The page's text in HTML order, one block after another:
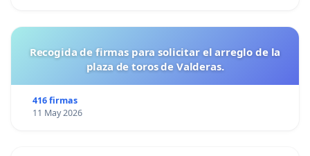
Recogida de firmas para solicitar el arreglo de la
plaza de toros de Valderas.
416 firmas
11 May 2026